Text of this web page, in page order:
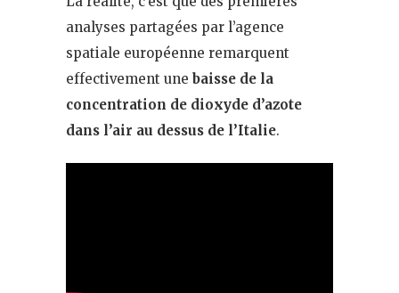
analyses partagées par l’agence
spatiale européenne remarquent
effectivement une baisse de la
concentration de dioxyde d’azote
dans l’air au dessus de l’Italie.